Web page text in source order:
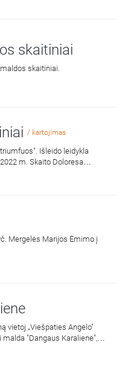
skaitiniai
skaitiniai.
/ kartojimas
Išleido leidykla
m. Skaito Doloresa
Mergelės Marijos Ėmimo į
vietoj „Viešpaties Angelo"
"Dangaus Karaliene",
Gimdytoja džiaugdamasi ir